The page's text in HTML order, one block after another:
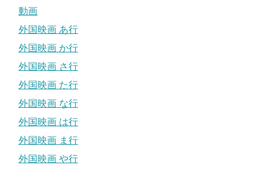
動画
外国映画 あ行
外国映画 か行
外国映画 さ行
外国映画 た行
外国映画 な行
外国映画 は行
外国映画 ま行
外国映画 や行